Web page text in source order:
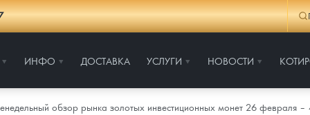
ИНФО ДОСТАВКА УСЛУГИ НОВОСТИ
обзор рынка золотых инвестиционных монет 26 февраля